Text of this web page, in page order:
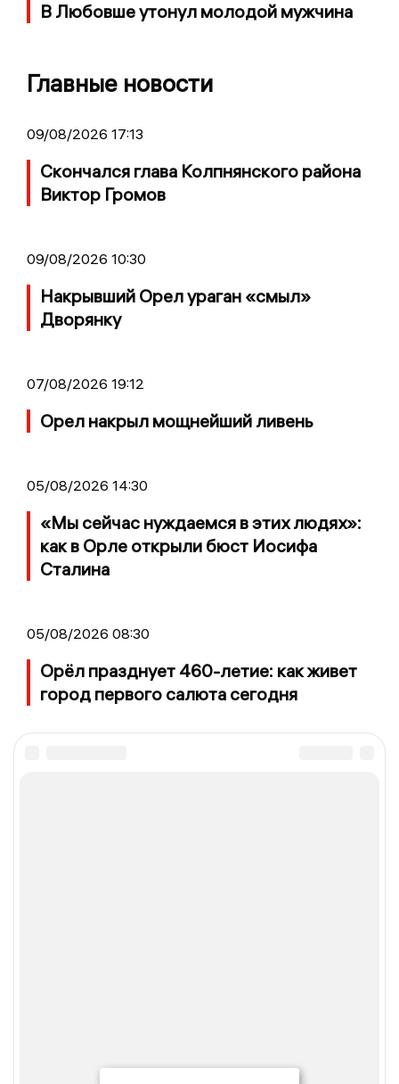
В Любовше утонул молодой мужчина
Главные новости
09/08/2026 17:13
Скончался глава Колпнянского района
Виктор Громов
09/08/2026 10:30
Накрывший Орел ураган «смыл»
Дворянку
07/08/2026 19:12
Орел накрыл мощнейший ливень
05/08/2026 14:30
«Мы сейчас нуждаемся в этих людях»:
как в Орле открыли бюст Иосифа
Сталина
05/08/2026 08:30
Орёл празднует 460-летие: как живет
город первого салюта сегодня